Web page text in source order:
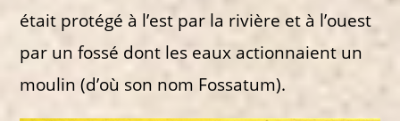
était protégé à l’est par la rivière et à l’ouest
par un fossé dont les eaux actionnaient un
moulin (d’où son nom Fossatum).